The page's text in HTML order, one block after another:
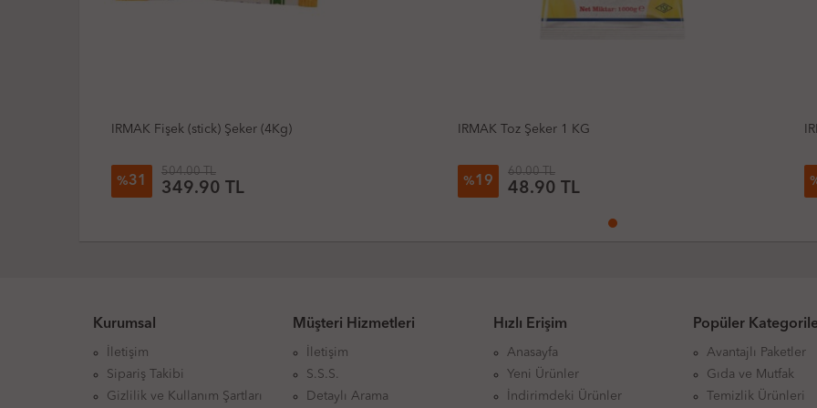
IRMAK Fişek (stick) Şeker (4Kg)
%31
504.00 TL
349.90 TL
IRMAK Toz Şeker 1 KG
%19
60.00 TL
48.90 TL
Kurumsal
İletişim
Sipariş Takibi
Gizlilik ve Kullanım Şartları
Müşteri Hizmetleri
İletişim
S.S.S.
Detaylı Arama
Hızlı Erişim
Anasayfa
Yeni Ürünler
İndirimdeki Ürünler
Popüler
Avantajlı Paketler
Gıda ve Mutfak
Temizlik Ürünleri